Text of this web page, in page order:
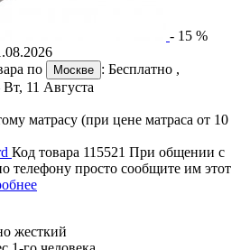
- 15 %
по
Москве : Бесплатно ,
Вт, 11 Августа
матрасу (при цене матраса от 10
Код товара 115521 При общении с
телефону просто сообщите им этот
жесткий